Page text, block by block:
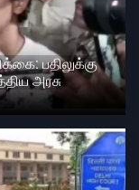
பதிலுக்கு
அரசு